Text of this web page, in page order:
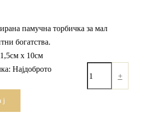
памучна торбичка за мал
богатства.
х 10см
Најдоброто
+